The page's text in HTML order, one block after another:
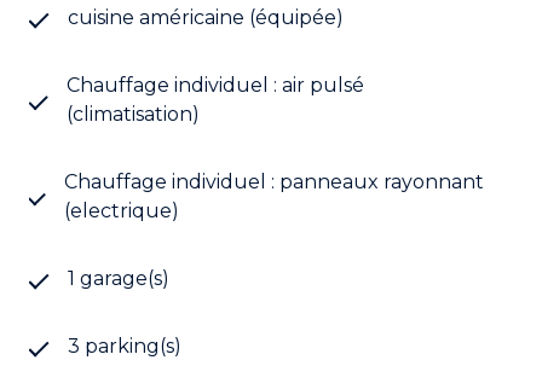
cuisine américaine (équipée)
Chauffage individuel : air pulsé
(climatisation)
Chauffage individuel : panneaux rayonnant
(electrique)
1 garage(s)
3 parking(s)